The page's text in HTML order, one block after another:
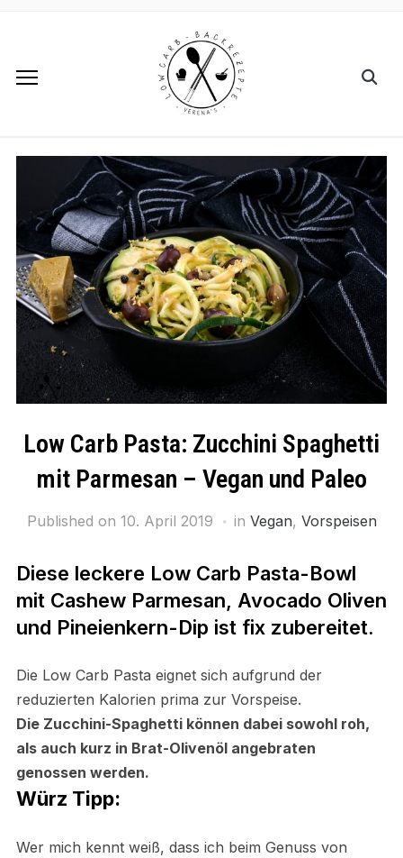
Low Carb Pasta: Zucchini Spaghetti
mit Parmesan – Vegan und Paleo
Published on 10. April 2019 in Vegan, Vorspeisen
Diese leckere Low Carb Pasta-Bowl
mit Cashew Parmesan, Avocado Oliven
und Pineienkern-Dip ist fix zubereitet.
Die Low Carb Pasta eignet sich aufgrund der
reduzierten Kalorien prima zur Vorspeise.
Die Zucchini-Spaghetti können dabei sowohl roh,
als auch kurz in Brat-Olivenöl angebraten
genossen werden.
Würz Tipp:
Wer mich kennt weiß, dass ich beim Genuss von